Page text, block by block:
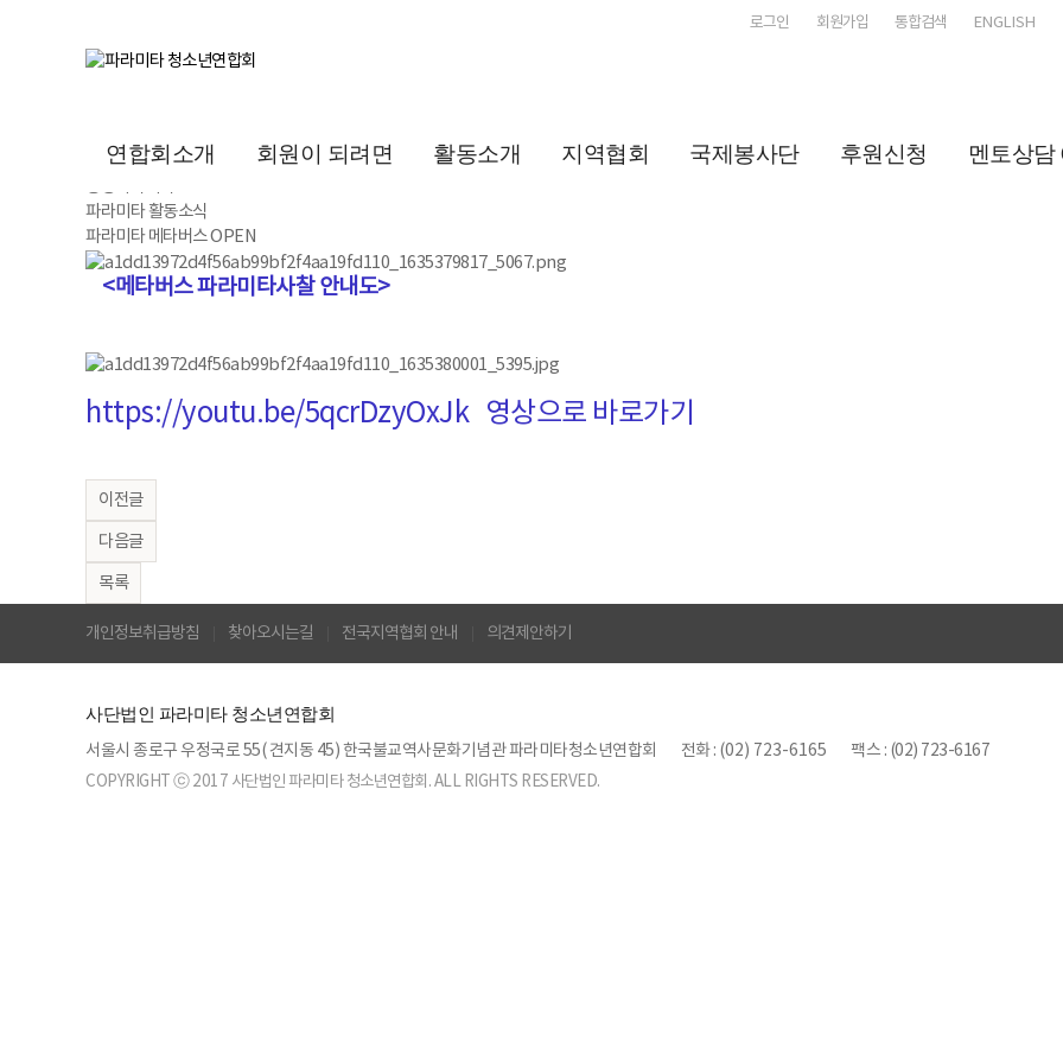
연합회소개 회원이 되려면 활동소개 지역협회 국제봉사단 후원신청 멘토상담
로그인 회원가입 통합검색 ENGLISH
사진열람실
2021 10
파라미타 활동소식
파라미타 메타버스 OPEN
<메타버스 파라미타사찰 안내도>
https://youtu.be/5qcrDzyOxJk영상으로 바로가기
이전글
다음글
목록
개인정보취급방침 찾아오시는길 전국지역협회 안내 의견제안하기
사단법인 파라미타 청소년연합회
서울시 종로구 우정국로 55( 견지동 45) 한국불교역사문화기념관 파라미타청소년연합회
전화 : (02) 723-6165
팩스 : (02) 723-6167
COPYRIGHT ⓒ 2017 사단법인 파라미타 청소년연합회. ALL RIGHTS RESERVED.